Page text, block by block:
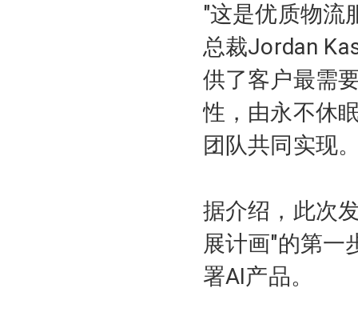
"这是优质物流
总裁Jordan
供了客户最需
性，由永不休
团队共同实现
据介绍，此次
展计画"的第一
署AI产品。